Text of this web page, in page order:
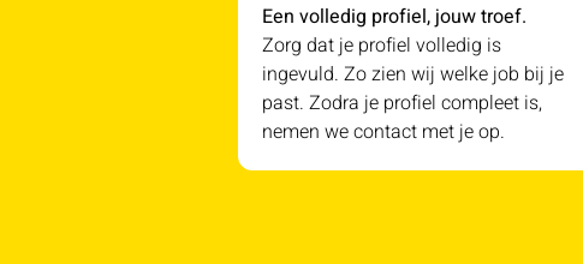
Een volledig profiel, jouw troef.
Zorg dat je profiel volledig is
ingevuld. Zo zien wij welke job bij je
past. Zodra je profiel compleet is,
nemen we contact met je op.